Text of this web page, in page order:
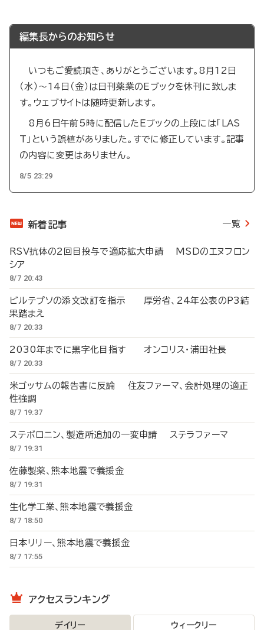
編集長からのお知らせ
いつもご愛読頂き、ありがとうございます。8月12日
（水）～14日（金）は日刊薬業のEブックを休刊に致しま
す。ウェブサイトは随時更新します。
8月6日午前5時に配信したEブックの上段には「LAS
T」という誤植がありました。すでに修正しています。記事
の内容に変更はありません。
8/5 23:29
新着記事 一覧
RSV抗体の2回目投与で適応拡大申請 MSDのエヌフロン
シア
8/7 20:43
ビルテプソの添文改訂を指示 厚労省、24年公表のP3結
果踏まえ
8/7 20:33
2030年までに黒字化目指す オンコリス・浦田社長
8/7 20:33
米ゴッサムの報告書に反論 住友ファーマ、会計処理の適正
性強調
8/7 19:37
ステボロニン、製造所追加の一変申請 ステラファーマ
8/7 19:31
佐藤製薬、熊本地震で義援金
8/7 19:31
生化学工業、熊本地震で義援金
8/7 18:50
日本リリー、熊本地震で義援金
8/7 17:55
アクセスランキング
デイリー ウィークリー